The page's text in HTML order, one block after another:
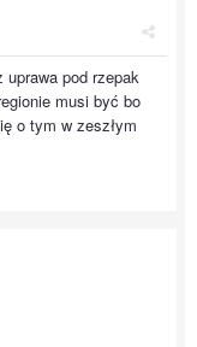
pod rzepak
musi być bo
o tym w zeszłym